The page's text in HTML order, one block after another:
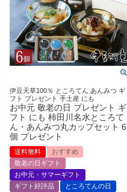
伊豆天草100％ ところてん あんみつ ギ
フト プレゼント 手土産 にも
お中元 敬老の日 プレゼント ギ
フト にも 柿田川名水ところて
ん・あんみつ丸カップセット 6
個 プレゼント
送料無料
おすすめ
敬老の日ギフト
お中元・サマーギフト
ギフト好評品
ところてんの日